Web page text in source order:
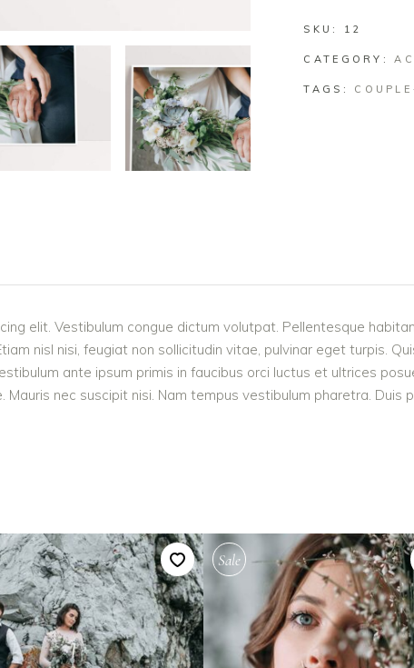
SKU: 12
CATEGORY:
TAGS: COUPLE
elit. Vestibulum congue dictum volutpat. Pellentesque
nisl nisi, feugiat non sollicitudin vitae, pulvinar eget turpis.
ante ipsum primis in faucibus orci luctus et ultrices
nec suscipit nisi. Nam tempus vestibulum pharetra. Duis
Sale